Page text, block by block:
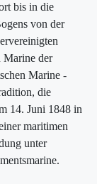
bis in die
von der
Marine der
Marine -
die
14. Juni 1848 in
maritimen
unter